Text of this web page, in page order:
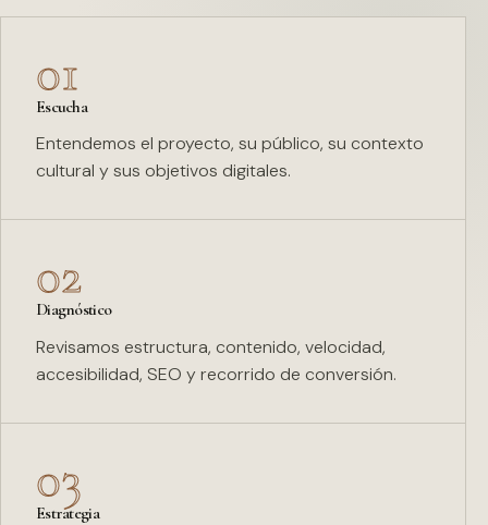
01
Escucha
Entendemos el proyecto, su público, su contexto
cultural y sus objetivos digitales.
02
Diagnóstico
Revisamos estructura, contenido, velocidad,
accesibilidad, SEO y recorrido de conversión.
03
Estrategia